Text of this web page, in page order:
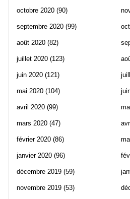
octobre 2020 (90)
septembre 2020 (99)
août 2020 (82)
juillet 2020 (123)
juin 2020 (121)
mai 2020 (104)
avril 2020 (99)
mars 2020 (47)
février 2020 (86)
janvier 2020 (96)
décembre 2019 (59)
novembre 2019 (53)